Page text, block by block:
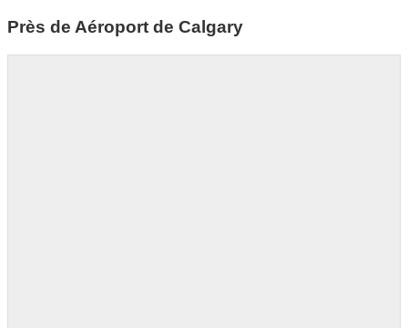
Près de Aéroport de Calgary